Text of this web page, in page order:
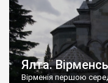
Ялта.
Вірменія першою